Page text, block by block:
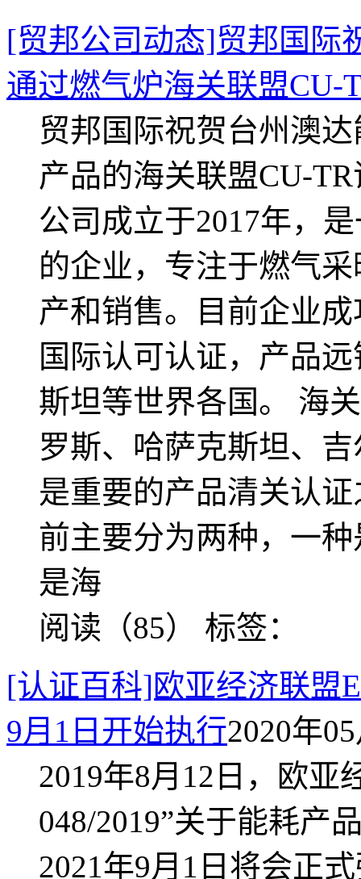
[贸邦公司动态]贸邦国际
通过燃气炉海关联盟CU-
贸邦国际祝贺台州澳
产品的海关联盟CU-
公司成立于2017年，
的企业，专注于燃气
产和销售。目前企业
国际认可认证，产品
斯坦等世界各国。 海
罗斯、哈萨克斯坦、
是重要的产品清关认
前主要分为两种，一
是海
阅读（85） 标签：
[认证百科]欧亚经济联盟
9月1日开始执行2020年
2019年8月12日，欧亚
048/2019”关于能耗产
2021年9月1日将会正